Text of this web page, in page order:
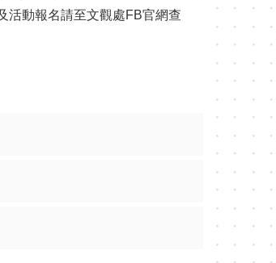
活動報名請至文觀處FB官網查